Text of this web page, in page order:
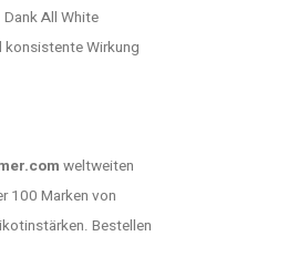
All White
konsistente Wirkung
weltweiten
100 Marken von
Bestellen